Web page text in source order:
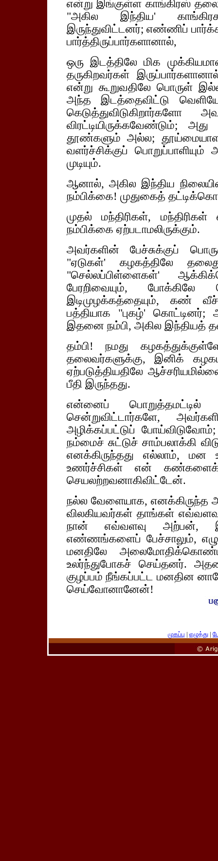
என்று இங்குள்ள காங்கிரஸ்
"அகில இந்திய'
இருந்துவிட்டனர்; எண்ணிப்
பார்த்திருப்பார்களானால்,
ஒரு இடத்திலே மிக
தருகிறவர்கள்
என்று கூறுவதிலே பொருள்
அந்த இடத்தைவிட்டு
விரட்டியிருக்கவேண்டும்;
தூண்களும் அல்ல;
வளர்ச்சிக்குப்
முடியும்.
ஆனால், அகில இந்திய
நம்பிக்கை! முதுகைத்
முதல் மந்திரிகள்,
நம்பிக்கை ஏற்படாமலிருக்கும்.
அவர்களின் பேச்சுக்குப்
"ஏடுகள்' கழகத்திலே
"செல்லப்பிள்ளைகள்'
பேரறிவையும்,
இடிமுழக்கத்தையும், கண்
பத்தியாக "புகழ்'
இதனை நம்பி, அகில இந்தியத்
தம்பி! நமது
தலைவர்களுக்கு, இனிக்
ஏற்படுத்தியதிலே
பீதி இருந்தது.
என்னைப் பொறுத்தமட்டில்
சென்றுவிட்டார்களே,
அழிக்கப்பட்டுப்
நம்மைச் சுட்டுச் சாம்பலாக்கி
எனக்கிருந்தது எல்லாம், மன
உணர்ச்சிகள் என் கண்களைக்
செயலற்றவனாகிவிட்டேன்.
நல்ல வேளையாக, எனக்கிருந்த
விலகியவர்கள் தாங்கள்
நான் எவ்வளவு அற்பன்,
எண்ணங்களைப் பேச்சாலும்,
மனதிலே
உலர்ந்துபோகச் செய்தனர்.
குழப்பம் நீங்கப்பட்ட மனதின
செய்வோனானேன்!
முகப்பு | எழுத்து |